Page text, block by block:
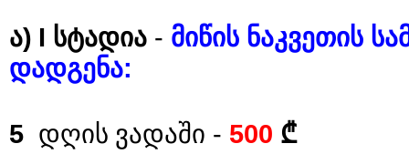
ა) I სტადია - მიწის ნაკვეთის
დადგენა:
5 დღის ვადაში - 500 ₾